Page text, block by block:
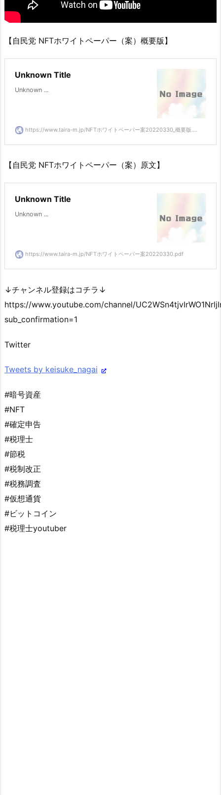
【自民党 NFTホワイトペーパー（案）概要版】
Unknown Title
Unknown ...
https://www.taira-m.jp/NFTホワイトペーパー案20220330_概要版....
【自民党 NFTホワイトペーパー（案）原文】
Unknown Title
Unknown ...
https://www.taira-m.jp/NFTホワイトペーパー案20220330.pdf
↓チャンネル登録はコチラ↓
https://www.youtube.com/channel/
sub_confirmation=1
Twitter
Tweets by keisuke_nagai
#暗号資産
#NFT
#確定申告
#税理士
#節税
#税制改正
#税務調査
#仮想通貨
#ビットコイン
#税理士youtuber